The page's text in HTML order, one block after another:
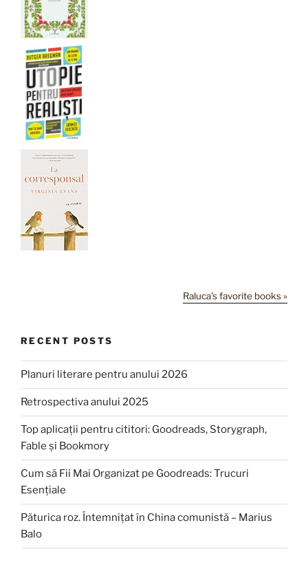
Raluca's favorite books »
RECENT POSTS
Planuri literare pentru anului 2026
Retrospectiva anului 2025
Top aplicații pentru cititori: Goodreads, Storygraph,
Fable și Bookmory
Cum să Fii Mai Organizat pe Goodreads: Trucuri
Esențiale
Păturica roz. Întemnițat în China comunistă – Marius
Balo